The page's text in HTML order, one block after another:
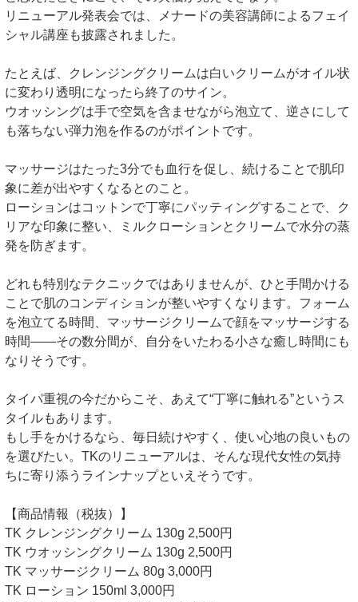
リニューアル発表会では、メナードの美容講師によるフェイ
シャル講座も披露されました。
たとえば、クレンジングクリームは白いクリームがオイル状
に変わり透明になったら終了のサイン。
ウオッシングは手で空気を含ませながら泡立て、逆さにして
も落ちない弾力泡を作るのがポイントです。
マッサージはたった3分でも血行を促し、続けることで肌印
象に差が出やすくなるとのこと。
ローションはコットンで丁寧にパッティングすることで、ク
リアな印象に整い、ミルクローションとクリームで水分の蒸
発を防ぎます。
どれも特別なテクニックではありませんが、ひと手間かける
ことで肌のコンディションが整いやすくなります。フォーム
を泡立てる時間、マッサージクリームで顔をマッサージする
時間——その数分間が、自分をいたわる小さな癒し時間にも
なりそうです。
タイパ重視の今だからこそ、あえて“丁寧に触れる”というス
タイルもあります。
もし手をかけるなら、毎日続けやすく、使い心地の良いもの
を選びたい。TKのリニューアルは、そんな現代女性の気持
ちに寄り添うラインナップといえそうです。
【商品情報（税抜）】
TK クレンジングクリーム 130g 2,500円
TK ウオッシングクリーム 130g 2,500円
TK マッサージクリーム 80g 3,000円
TK ローション 150ml 3,000円